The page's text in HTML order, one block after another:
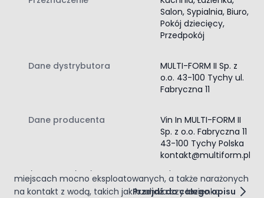
Panele ze zintegrowanym podkładem XPS
Tak (wszystkie rodzaje)
Gwarancja dla pomieszczeń użyteczności publicznej:
Dla pomieszczeń użytku publicznego:Tak
Pokój dzienny, przedpokój, biuro,
Vin In – wytrzymałe panele winylowe o unikalnych
Panele winylowe Vin In są praktyczne, łatwe w
miejscach mocno eksploatowanych, a także narażonych
na kontakt z wodą, takich jak kuchnia czy łazienka.
Salon, Sypialnia, Biuro,
Pokój dziecięcy,
Przedpokój
Dane dystrybutora
MULTI-FORM II Sp. z
o.o. 43-100 Tychy ul.
Fabryczna 11
Dane producenta
Vin In MULTI-FORM II
Sp. z o.o. Fabryczna 11
43-100 Tychy Polska
kontakt@multiform.pl
Przejdź do całego opisu